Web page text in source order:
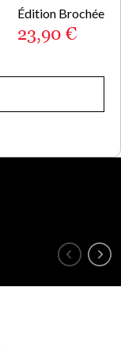
Édition Brochée
23,90 €